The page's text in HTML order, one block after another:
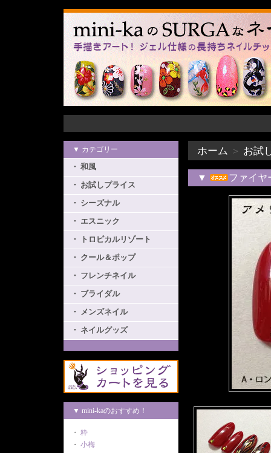
▼ カテゴリー
・ 和風
・ お試しプライス
・ シーズナル
・ エスニック
・ トロピカルリゾート
・ クール＆ポップ
・ フレンチネイル
・ ブライダル
・ メンズネイル
・ ネイルグッズ
▼ mini-kaのおすすめ！
・ 粋
・ 小梅
ホーム ＞ お試
▼ ファイヤ